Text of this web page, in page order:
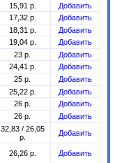
15,91 р.
Добавить
17,32 р.
Добавить
18,31 р.
Добавить
19,04 р.
Добавить
23 р.
Добавить
24,41 р.
Добавить
25 р.
Добавить
25,22 р.
Добавить
26 р.
Добавить
26 р.
Добавить
32,83 / 26,05
р.
Добавить
26,26 р.
Добавить